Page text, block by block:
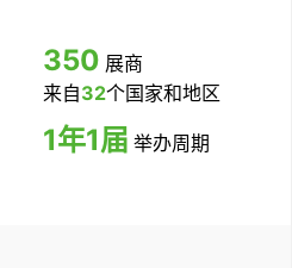
350 展商
来自32个国家和地区
1年1届 举办周期